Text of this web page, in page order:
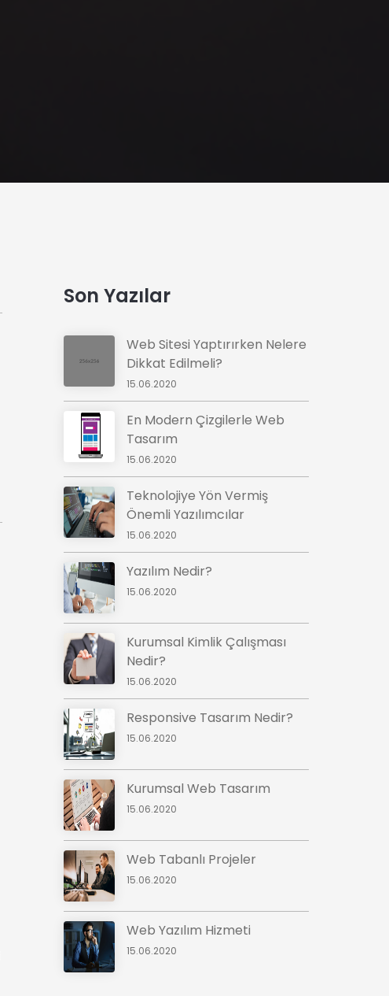
Son Yazılar
Web Sitesi Yaptırırken Nelere
Dikkat Edilmeli?
15.06.2020
En Modern Çizgilerle Web
Tasarım
15.06.2020
Teknolojiye Yön Vermiş
Önemli Yazılımcılar
15.06.2020
Yazılım Nedir?
15.06.2020
Kurumsal Kimlik Çalışması
Nedir?
15.06.2020
Responsive Tasarım Nedir?
15.06.2020
Kurumsal Web Tasarım
15.06.2020
Web Tabanlı Projeler
15.06.2020
Web Yazılım Hizmeti
15.06.2020